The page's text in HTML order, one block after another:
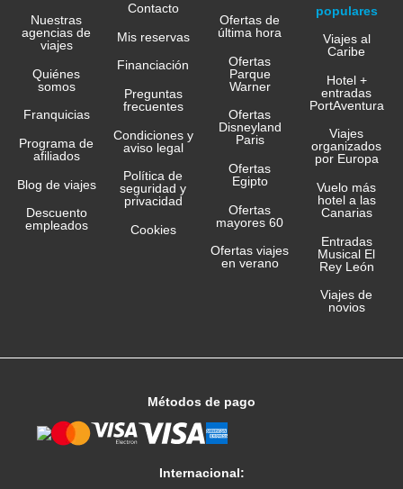
Nuestras
agencias de
viajes
Quiénes
somos
Franquicias
Programa de
afiliados
Blog de viajes
Descuento
empleados
Contacto
Mis reservas
Financiación
Preguntas
frecuentes
Condiciones y
aviso legal
Política de
seguridad y
privacidad
Cookies
Ofertas de
última hora
Ofertas
Parque
Warner
Ofertas
Disneyland
Paris
Ofertas
Egipto
Ofertas
mayores 60
Ofertas viajes
en verano
populares
Viajes al
Caribe
Hotel +
entradas
PortAventura
Viajes
organizados
por Europa
Vuelo más
hotel a las
Canarias
Entradas
Musical El
Rey León
Viajes de
novios
Métodos de pago
Internacional: